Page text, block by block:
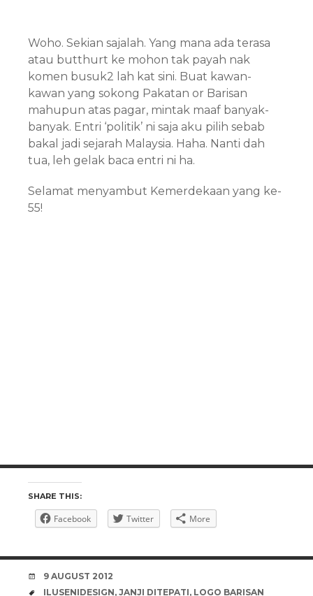
kawan yang sokong Pakatan or Barisan
mahupun atas pagar, mintak maaf banyak-
banyak. Entri ‘politik’ ni saja aku pilih sebab
bakal jadi sejarah Malaysia. Haha. Nanti dah
tua, leh gelak baca entri ni ha.
Selamat menyambut Kemerdekaan yang ke-
55!
Facebook Twitter More
DATE
9 AUGUST 2012
TEMA MERDEKA
COMMENTS
LEAVE A COMMENT